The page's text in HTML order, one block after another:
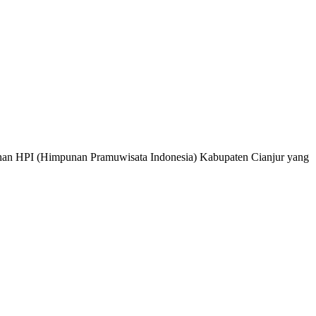
HPI (Himpunan Pramuwisata Indonesia) Kabupaten Cianjur yang